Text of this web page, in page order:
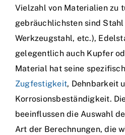
Vielzahl von Materialien zu
gebräuchlichsten sind Stahl
Werkzeugstahl, etc.),
gelegentlich auch Kupfer
Material hat seine
Zugfestigkeit, Dehnbarkeit
Korrosionsbeständigkeit.
beeinflussen die Auswahl
Art der Berechnungen, die